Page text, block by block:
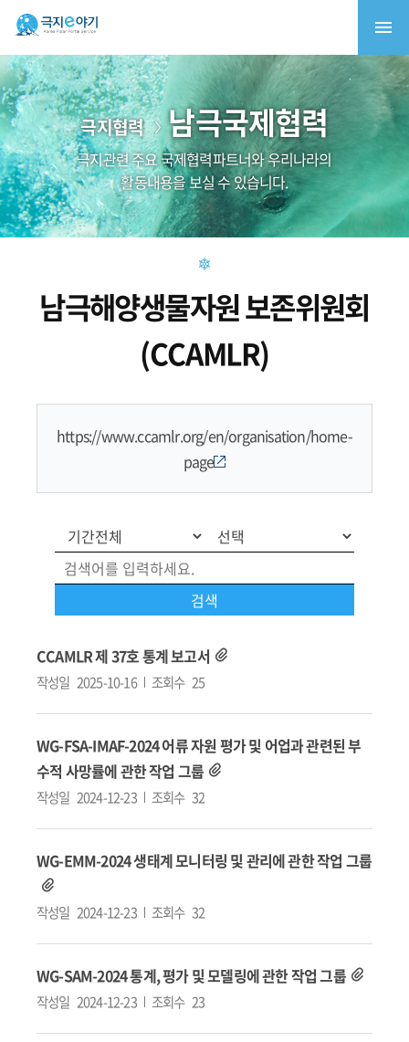
극지협력 남극국제협력
극지관련 주요 국제협력파트너와 우리나라의
활동내용을 보실 수 있습니다.
남극해양생물자원 보존위원회
(CCAMLR)
https://www.ccamlr.org/en/organisation/home-
page
CCAMLR 제 37호 통계 보고서
작성일 2025-10-16 조회수 25
WG-FSA-IMAF-2024 어류 자원 평가 및 어업과 관련된 부
수적 사망률에 관한 작업 그룹
작성일 2024-12-23 조회수 32
WG-EMM-2024 생태계 모니터링 및 관리에 관한 작업 그룹
작성일 2024-12-23 조회수 32
WG-SAM-2024 통계, 평가 및 모델링에 관한 작업 그룹
작성일 2024-12-23 조회수 23